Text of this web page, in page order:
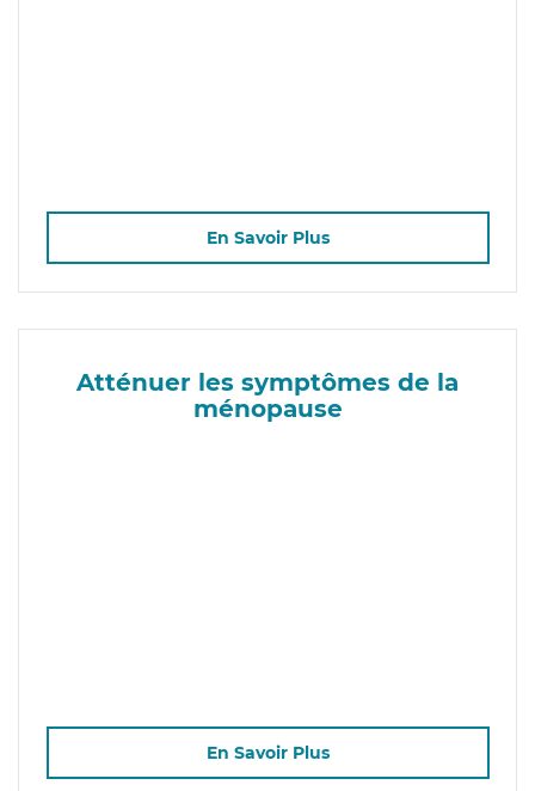
En Savoir Plus
Atténuer les symptômes de la
ménopause
En Savoir Plus